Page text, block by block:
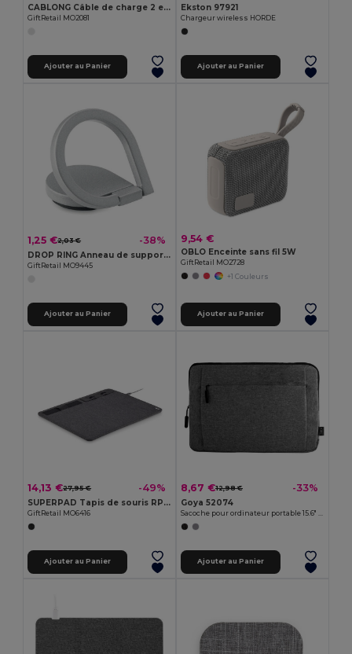
CABLONG Câble de charge 2 en 1 long
GiftRetail MO2081
Ajouter au Panier
Ekston 97921
Chargeur wireless HORDE
Ajouter au Panier
1,25 €2,03 € -38%
DROP RING Anneau de support téléphone
GiftRetail MO9445
Ajouter au Panier
9,54 €
OBLO Enceinte sans fil 5W
GiftRetail MO2728
+1 Couleurs
Ajouter au Panier
14,13 €27,95 € -49%
SUPERPAD Tapis de souris RPET chargeur
GiftRetail MO6416
Ajouter au Panier
8,67 €12,98 € -33%
Goya 52074
Ajouter au Panier